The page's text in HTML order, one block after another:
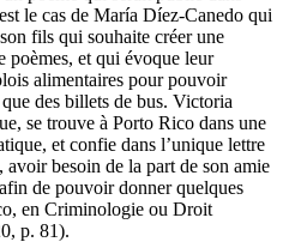
le cas de María Díez-Canedo qui
fils qui souhaite créer une
poèmes, et qui évoque leur
alimentaires pour pouvoir
des billets de bus. Victoria
se trouve à Porto Rico dans une
et confie dans l’unique lettre
besoin de la part de son amie
de pouvoir donner quelques
en Criminologie ou Droit
p. 81).